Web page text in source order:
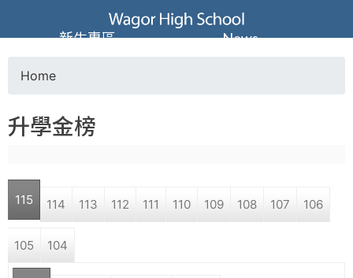
Jump to navigation
葳
格
高
中
學
o
u
a
r
Home
升學金榜
115 114 113 112 111 110 109 108 107 106
105 104
新生專區 News